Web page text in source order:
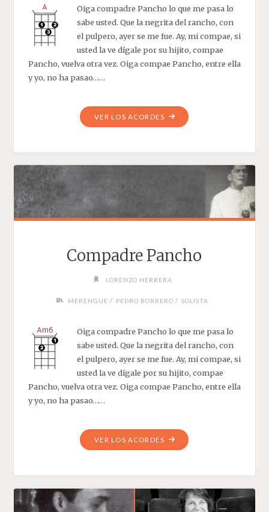
Oiga compadre Pancho lo que me pasa lo
sabe usted. Que la negrita del rancho, con
el pulpero, ayer se me fue. Ay, mi compae, si
usted la ve dígale por su hijito, compae
Pancho, vuelva otra vez. Oiga compae Pancho, entre ella
y yo, no ha pasao……
VER LOS ACORDES"COMPADRE
PANCHO"
Compadre Pancho
LORENZO HERRERA
MERENGUE / PEDRO BORRERO / SOLISTA
Oiga compadre Pancho lo que me pasa lo
sabe usted. Que la negrita del rancho, con
el pulpero, ayer se me fue. Ay, mi compae, si
usted la ve dígale por su hijito, compae
Pancho, vuelva otra vez. Oiga compae Pancho, entre ella
y yo, no ha pasao……
VER LOS ACORDES"COMPADRE